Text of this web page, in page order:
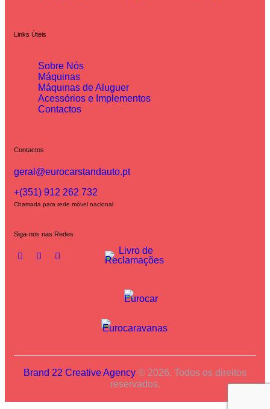
Links Úteis
Sobre Nós
Máquinas
Máquinas de Aluguer
Acessórios e Implementos
Contactos
Contactos
geral@eurocarstandauto.pt
+(351) 912 262 732
Chamada para rede móvel nacional
Siga-nos nas Redes
Brand 22 Creative Agency © 2026. Todos os direitos
reservados.